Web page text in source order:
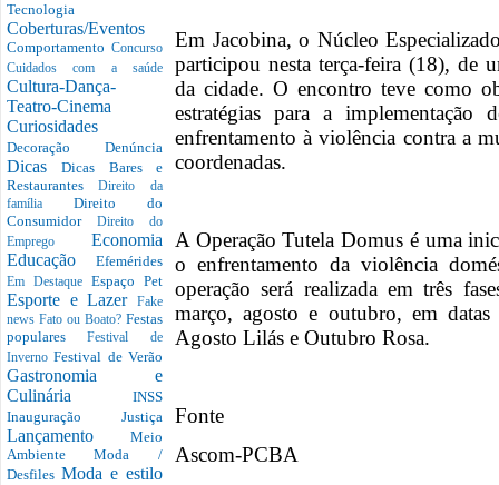
Tecnologia
Coberturas/Eventos
Comportamento Concurso
Cuidados com a saúde
Cultura-Dança-
Teatro-Cinema
Curiosidades
Decoração Denúncia
DicasDicas Bares e
RestaurantesDireito da
família Direito do
Consumidor Direito do
Emprego Economia
Educação Efemérides
Em Destaque Espaço Pet
Esporte e Lazer
Fake
news Fato ou Boato? Festas
popularesFestival de
InvernoFestival de Verão
Gastronomia e
Culinária INSS
Inauguração Justiça
Lançamento Meio
AmbienteModa /
Desfiles Moda e estilo
Em Jacobina, o Núcleo
participou nesta terça-feira (18), de
da cidade. O encontro teve como
estratégias para a
enfrentamento à violência contra a
coordenadas.
A Operação Tutela Domus é uma
o enfrentamento da violência
operação será realizada em três
março, agosto e outubro, em
Agosto Lilás e Outubro Rosa.
Fonte
Ascom-PCBA